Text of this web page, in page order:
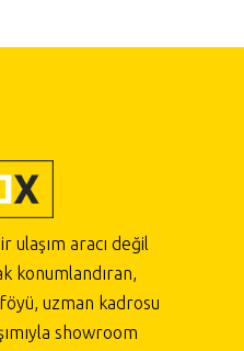
ulaşım aracı değil
konumlandıran,
uzman kadrosu
showroom